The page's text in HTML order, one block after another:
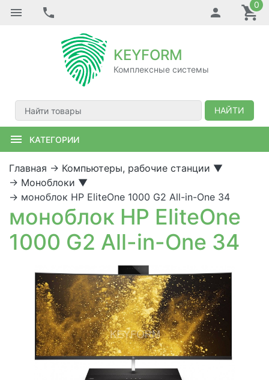
0
KEYFORM
Комплексные системы
НАЙТИ
КАТЕГОРИИ
Главная → Компьютеры, рабочие станции ▼
→ Моноблоки ▼
→ моноблок HP EliteOne 1000 G2 All-in-One 34
моноблок HP EliteOne
1000 G2 All-in-One 34